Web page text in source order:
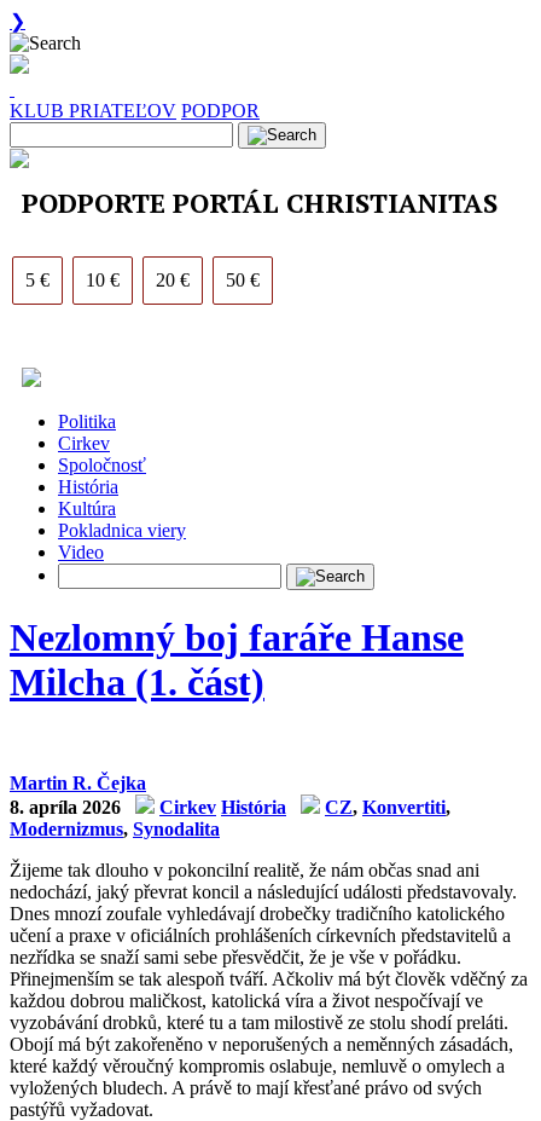
❯
KLUB PRIATEĽOV PODPOR
PODPORTE PORTÁL CHRISTIANITAS
5 € 10 € 20 € 50 €
Politika
Cirkev
Spoločnosť
História
Kultúra
Pokladnica viery
Video
Nezlomný boj faráře Hanse
Milcha (1. část)
Martin R. Čejka
8. apríla 2026
Cirkev História CZ, Konvertiti,
Modernizmus, Synodalita
Žijeme tak dlouho v pokoncilní realitě, že nám občas snad ani
nedochází, jaký převrat koncil a následující události představovaly.
Dnes mnozí zoufale vyhledávají drobečky tradičního katolického
učení a praxe v oficiálních prohlášeních církevních představitelů a
nezřídka se snaží sami sebe přesvědčit, že je vše v pořádku.
Přinejmenším se tak alespoň tváří. Ačkoliv má být člověk vděčný za
každou dobrou maličkost, katolická víra a život nespočívají ve
vyzobávání drobků, které tu a tam milostivě ze stolu shodí preláti.
Obojí má být zakořeněno v neporušených a neměnných zásadách,
které každý věroučný kompromis oslabuje, nemluvě o omylech a
vyložených bludech. A právě to mají křesťané právo od svých
pastýřů vyžadovat.